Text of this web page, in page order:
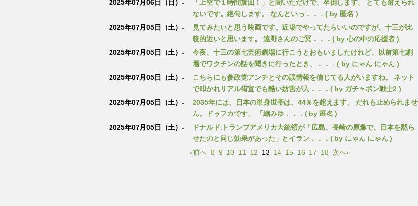
2025年07月06日（日）-
「上空で１時間旋回！」と聞いただけで、卒倒します。 とても耐えられ
ないです。絶句します。 なんといっ．．．( by 匿名 )
2025年07月05日（土）-
見てみたいと思う映画です。近場でやってたらいいのですが、十三が比
較的近いと思います。 遠野さんのご冥．．．( by 心の中の応援者 )
2025年07月05日（土）-
今夜、十三の第七芸術劇場に行こうとおもいましたけれど、以前第七劇
場でワクチンの話を聞きに行ったとき、．．．( by にゃん にゃん )
2025年07月05日（土）-
こちらにも参政党アンチとその誤情報を信じてる人がいますね。 ネット
で叩かれリアル街宣でも酷い妨害が入．．．( by ガチャポン戦士2 )
2025年07月05日（土）-
2035年には、日本の単身世帯は、44％を超えます。 だれも止められませ
ん。ドゥフカです。 「縮みゆ．．．( by 匿名 )
2025年07月05日（土）-
ドナルド.トランプアメリカ大統領が「広島、長崎の原爆で、日本を黙ら
せたのと同じ効果があった」とイラン．．．( by にゃん にゃん )
«前へ 8 9 10 11 12 13 14 15 16 17 18 次へ»